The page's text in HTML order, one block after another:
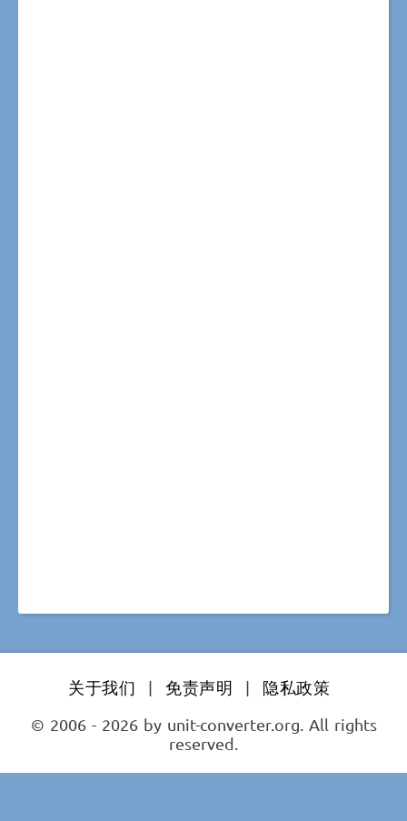
关于我们 | 免责声明 |
隐私政策
© 2006 - 2026 by unit-converter.org. All rights
reserved.